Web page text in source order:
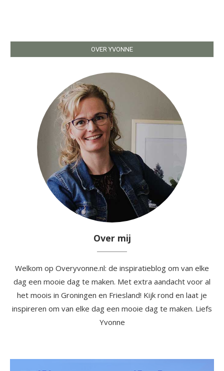
OVER YVONNE
Over mij
Welkom op Overyvonne.nl: de inspiratieblog om van elke
dag een mooie dag te maken. Met extra aandacht voor al
het moois in Groningen en Friesland! Kijk rond en laat je
inspireren om van elke dag een mooie dag te maken. Liefs
Yvonne